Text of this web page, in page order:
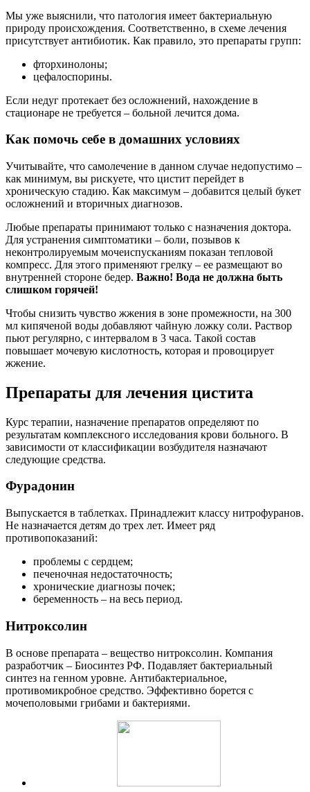
Мы уже выяснили, что патология имеет бактериальную
природу происхождения. Соответственно, в схеме лечения
присутствует антибиотик. Как правило, это препараты групп:
фторхинолоны;
цефалоспорины.
Если недуг протекает без осложнений, нахождение в
стационаре не требуется – больной лечится дома.
Как помочь себе в домашних условиях
Учитывайте, что самолечение в данном случае недопустимо –
как минимум, вы рискуете, что цистит перейдет в
хроническую стадию. Как максимум – добавится целый букет
осложнений и вторичных диагнозов.
Любые препараты принимают только с назначения доктора.
Для устранения симптоматики – боли, позывов к
неконтролируемым мочеиспусканиям показан тепловой
компресс. Для этого применяют грелку – ее размещают во
внутренней стороне бедер. Важно! Вода не должна быть
слишком горячей!
Чтобы снизить чувство жжения в зоне промежности, на 300
мл кипяченой воды добавляют чайную ложку соли. Раствор
пьют регулярно, с интервалом в 3 часа. Такой состав
повышает мочевую кислотность, которая и провоцирует
жжение.
Препараты для лечения цистита
Курс терапии, назначение препаратов определяют по
результатам комплексного исследования крови больного. В
зависимости от классификации возбудителя назначают
следующие средства.
Фурадонин
Выпускается в таблетках. Принадлежит классу нитрофуранов.
Не назначается детям до трех лет. Имеет ряд
противопоказаний:
проблемы с сердцем;
печеночная недостаточность;
хронические диагнозы почек;
беременность – на весь период.
Нитроксолин
В основе препарата – вещество нитроксолин. Компания
разработчик – Биосинтез РФ. Подавляет бактериальный
синтез на генном уровне. Антибактериальное,
противомикробное средство. Эффективно борется с
мочеполовыми грибами и бактериями.